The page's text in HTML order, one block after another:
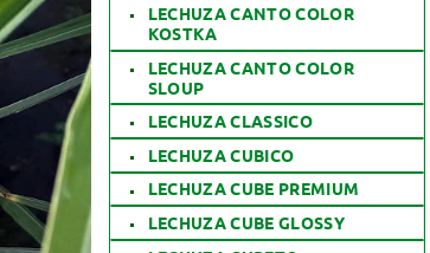
LECHUZA CANTO COLOR
KOSTKA
LECHUZA CANTO COLOR
SLOUP
LECHUZA CLASSICO
LECHUZA CUBICO
LECHUZA CUBE PREMIUM
LECHUZA CUBE GLOSSY